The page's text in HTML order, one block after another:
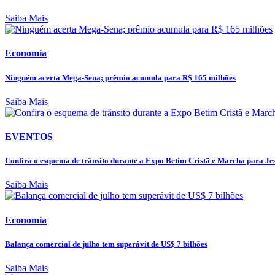
Saiba Mais
Economia
Ninguém acerta Mega-Sena; prêmio acumula para R$ 165 milhões
Saiba Mais
EVENTOS
Confira o esquema de trânsito durante a Expo Betim Cristã e Marcha para
Saiba Mais
Economia
Balança comercial de julho tem superávit de US$ 7 bilhões
Saiba Mais